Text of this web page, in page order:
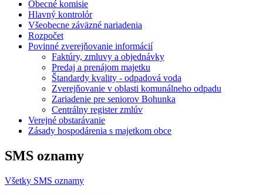
Obecné komisie
Hlavný kontrolór
Všeobecne záväzné nariadenia
Rozpočet
Povinné zverejňovanie informácií
Faktúry, zmluvy a objednávky
Predaj a prenájom majetku
Štandardy kvality - odpadová voda
Zverejňovanie v oblasti komunálneho odpadu
Zariadenie pre seniorov Bohunka
Centrálny register zmlúv
Verejné obstarávanie
Zásady hospodárenia s majetkom obce
SMS oznamy
Všetky SMS oznamy